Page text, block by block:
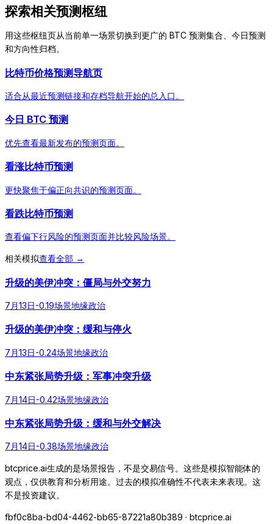
探索相关预测枢纽
用这些枢纽页从当前单一场景切换到更广的 BTC 预测集合、今日预测
和方向性归档。
比特币价格预测导航页
适合从最近预测链接和存档导航开始的总入口。
今日 BTC 预测
优先查看最新发布的预测页面。
看涨比特币预测
更快聚焦于偏正向共识的预测页面。
看跌比特币预测
查看偏下行风险的预测页面并比较风险场景。
相关模拟查看全部 →
升级的美伊冲突：僵局与外交努力
7月13日-0.19场景地缘政治
升级的美伊冲突：缓和与停火
7月13日-0.24场景地缘政治
中东紧张局势升级：军事冲突升级
7月14日-0.42场景地缘政治
中东紧张局势升级：缓和与外交解决
7月14日-0.38场景地缘政治
btcprice.ai生成的是场景报告，不是交易信号。这些是模拟智能体的
观点，仅供教育和分析用途。过去的模拟准确性不代表未来表现。这
不是投资建议。
fbf0c8ba-bd04-4462-bb65-87221a80b389 · btcprice.ai